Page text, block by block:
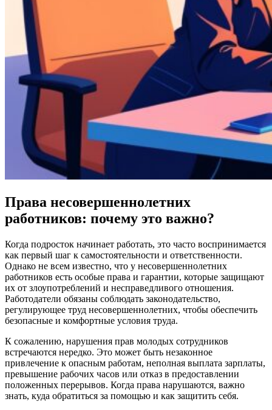
Права несовершеннолетних
работников: почему это важно?
Когда подросток начинает работать, это часто воспринимается
как первый шаг к самостоятельности и ответственности.
Однако не всем известно, что у несовершеннолетних
работников есть особые права и гарантии, которые защищают
их от злоупотреблений и несправедливого отношения.
Работодатели обязаны соблюдать законодательство,
регулирующее труд несовершеннолетних, чтобы обеспечить
безопасные и комфортные условия труда.
К сожалению, нарушения прав молодых сотрудников
встречаются нередко. Это может быть незаконное
привлечение к опасным работам, неполная выплата зарплаты,
превышение рабочих часов или отказ в предоставлении
положенных перерывов. Когда права нарушаются, важно
знать, куда обратиться за помощью и как защитить себя.